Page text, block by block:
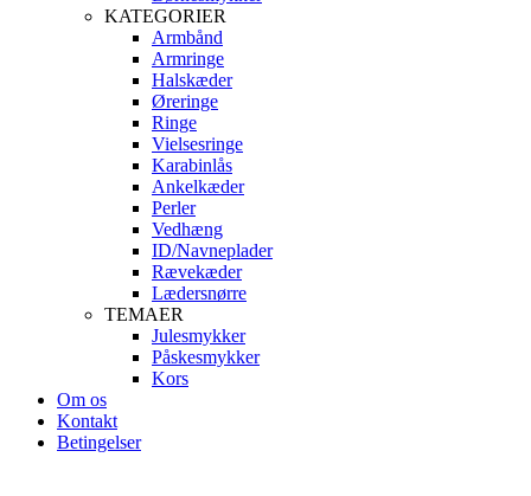
KATEGORIER
Armbånd
Armringe
Halskæder
Øreringe
Ringe
Vielsesringe
Karabinlås
Ankelkæder
Perler
Vedhæng
ID/Navneplader
Rævekæder
Lædersnørre
TEMAER
Julesmykker
Påskesmykker
Kors
Om os
Kontakt
Betingelser